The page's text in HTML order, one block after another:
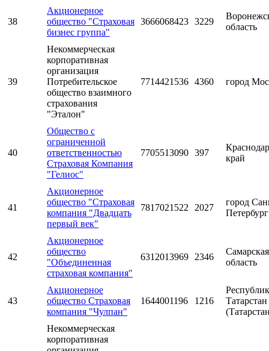
38
Акционерное
общество "Страховая
бизнес группа"
3666068423 3229
область
39
Некоммерческая
корпоративная
организация
Потребительское
общество взаимного
страхования
"Эталон"
7714421536 4360 город
40
Общество с
ограниченной
ответственностью
Страховая Компания
"Гелиос"
7705513090 397
край
41
Акционерное
общество "Страховая
компания "Двадцать
первый век"
7817021522 2027
город
Петербург
42
Акционерное
общество
"Объединенная
страховая компания"
6312013969 2346
Самарская
область
43
Акционерное
общество Страховая
компания "Чулпан"
1644001196 1216
Татарстан
Некоммерческая
корпоративная